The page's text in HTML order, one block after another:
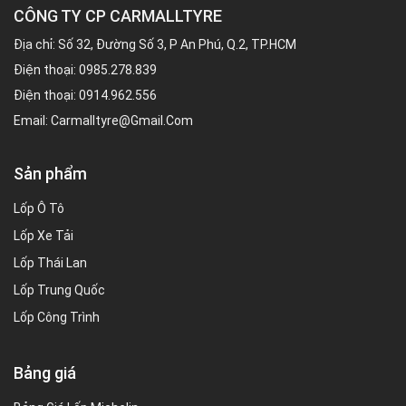
CÔNG TY CP CARMALLTYRE
Địa chỉ: Số 32, Đường Số 3, P An Phú, Q.2, TP.HCM
Điện thoại: 0985.278.839
Điện thoại: 0914.962.556
Email: Carmalltyre@gmail.com
Sản phẩm
Lốp Ô Tô
Lốp Xe Tải
Lốp Thái Lan
Lốp Trung Quốc
Lốp Công Trình
Bảng giá